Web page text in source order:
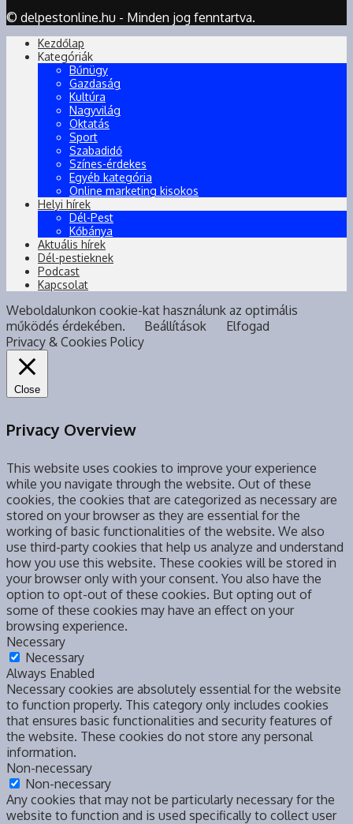
© delpestonline.hu - Minden jog fenntartva.
Kezdőlap
Kategóriák
Bűnügy
Gazdaság
Kultúra
Nagyvilág
Oktatás
Sport
Szabadidő
Színes-érdekes
Egyéb kategória
Online marketing kisokos
Helyi hírek
Dél-Pest
Kőbánya
Aktuális hírek
Dél-pestieknek
Podcast
Kapcsolat
Weboldalunkon cookie-kat használunk az optimális
működés érdekében.
Beállítások
Elfogad
Privacy & Cookies Policy
Close
Privacy Overview
This website uses cookies to improve your experience
while you navigate through the website. Out of these
cookies, the cookies that are categorized as necessary are
stored on your browser as they are essential for the
working of basic functionalities of the website. We also
use third-party cookies that help us analyze and understand
how you use this website. These cookies will be stored in
your browser only with your consent. You also have the
option to opt-out of these cookies. But opting out of
some of these cookies may have an effect on your
browsing experience.
Necessary
Necessary
Always Enabled
Necessary cookies are absolutely essential for the website
to function properly. This category only includes cookies
that ensures basic functionalities and security features of
the website. These cookies do not store any personal
information.
Non-necessary
Non-necessary
Any cookies that may not be particularly necessary for the
website to function and is used specifically to collect user